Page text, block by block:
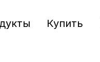
Купить